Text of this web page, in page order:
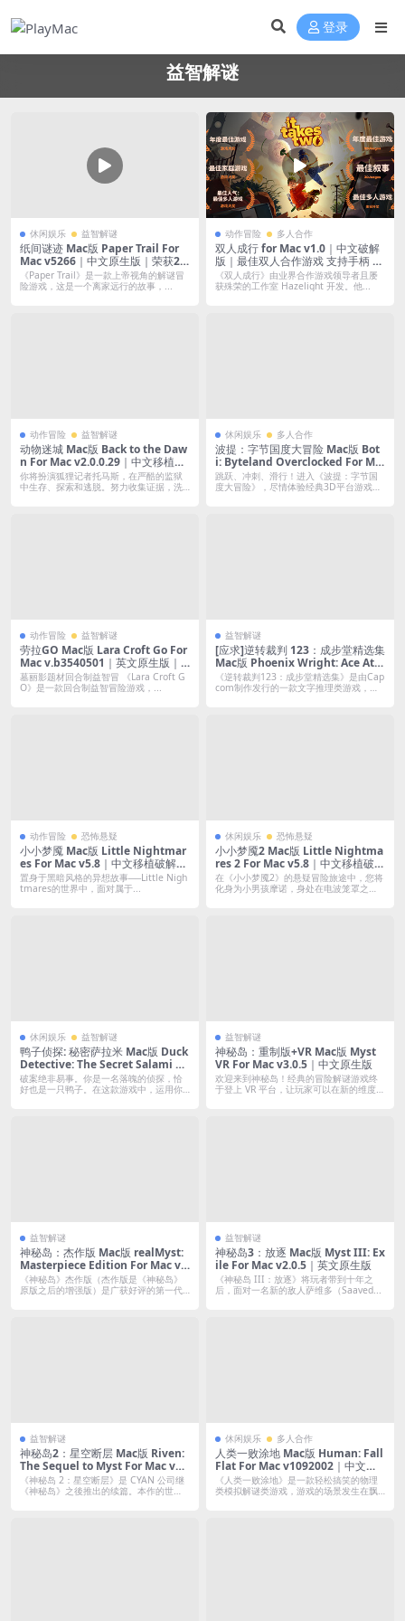
登录
益智解谜
休闲娱乐 益智解谜
纸间谜迹 Mac版 Paper Trail For
Mac v5266｜中文原生版｜荣获25
+奖项与提名的最佳手绘折纸风格益
智冒险解谜游戏
《Paper Trail》是一款上帝视角的解谜冒
险游戏，这是一个离家远行的故事，...
动作冒险 多人合作
双人成行 for Mac v1.0｜中文破解
版｜最佳双人合作游戏 支持手柄 支
持M芯片
《双人成行》由业界合作游戏领导者且屡
获殊荣的工作室 Hazelight 开发。他...
动作冒险 益智解谜
动物迷城 Mac版 Back to the Daw
n For Mac v2.0.0.29｜中文移植版
｜支持者包+全DLC+特典
你将扮演狐狸记者托马斯，在严酷的监狱
中生存、探索和逃脱。努力收集证据，洗
休闲娱乐 多人合作
波提：字节国度大冒险 Mac版 Bot
i: Byteland Overclocked For Ma
c Build.19383554｜中文移植版｜
含全DLC
跳跃、冲刺、滑行！进入《波提：字节国
度大冒险》，尽情体验经典3D平台游戏
动作冒险 益智解谜
劳拉GO Mac版 Lara Croft Go For
Mac v.b3540501｜英文原生版｜
古墓丽影题材回合制益智冒险游戏
墓丽影题材回合制益智冒 《Lara Croft G
O》是一款回合制益智冒险游戏，...
益智解谜
[应求]逆转裁判 123：成步堂精选集
Mac版 Phoenix Wright: Ace Atto
rney Trilogy For Mac｜中文移植
版
《逆转裁判123：成步堂精选集》是由Cap
com制作发行的一款文字推理类游戏，
动作冒险 恐怖悬疑
小小梦魇 Mac版 Little Nightmar
es For Mac v5.8｜中文移植破解｜
惊悚解谜系列游戏
置身于黑暗风格的异想故事──Little Nigh
tmares的世界中，面对属于...
休闲娱乐 恐怖悬疑
小小梦魇2 Mac版 Little Nightma
res 2 For Mac v5.8｜中文移植破解
｜惊悚解谜系列游戏｜含DLC
在《小小梦魇2》的悬疑冒险旅途中，您将
化身为小男孩摩诺，身处在电波笼罩之
休闲娱乐 益智解谜
鸭子侦探: 秘密萨拉米 Mac版 Duck
Detective: The Secret Salami Fo
r Mac v1.3.8｜中文原生版
破案绝非易事。你是一名落魄的侦探，恰
好也是一只鸭子。在这款游戏中，运用你
益智解谜
神秘岛：重制版+VR Mac版 Myst
VR For Mac v3.0.5｜中文原生版
欢迎来到神秘岛！经典的冒险解谜游戏终
于登上 VR 平台，让玩家可以在新的维度上
益智解谜
神秘岛：杰作版 Mac版 realMyst:
Masterpiece Edition For Mac v2.
0.5｜英文原生版
《神秘岛》杰作版（杰作版是《神秘岛》
原版之后的增强版）是广获好评的第一代
益智解谜
神秘岛3：放逐 Mac版 Myst III: Ex
ile For Mac v2.0.5｜英文原生版
《神秘岛 III：放逐》将玩者带到十年之
后，面对一名新的敌人萨维多（Saaved...
益智解谜
神秘岛2：星空断层 Mac版 Riven:
The Sequel to Myst For Mac v1.
7.4｜中文原生版
《神秘岛 2：星空断层》是 CYAN 公司继
《神秘岛》之後推出的续篇。本作的世
休闲娱乐 多人合作
人类一败涂地 Mac版 Human: Fall
Flat For Mac v1092002｜中文原
生版｜欢乐沙雕的多人合作解密游
戏
《人类一败涂地》是一款轻松搞笑的物理
类模拟解谜类游戏，游戏的场景发生在飘